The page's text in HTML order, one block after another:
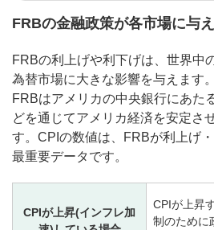
FRBの金融政策が各市場に与
FRBの利上げや利下げは、世界中
為替市場に大きな影響を与えます。
FRBはアメリカの中央銀行にあた
どを通じてアメリカ経済を安定さ
す。CPIの数値は、FRBが利上げ
最重要データです。
CPIが上昇(インフレ加
CPIが上昇
制のために